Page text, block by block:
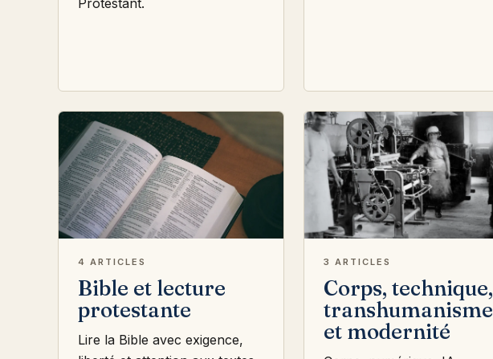
Protestant.
4 ARTICLES
Bible et lecture
protestante
Lire la Bible avec exigence,
3 ARTICLES
Corps, technique,
transhumanisme
et modernité